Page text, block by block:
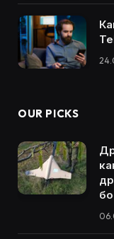
OUR PICKS